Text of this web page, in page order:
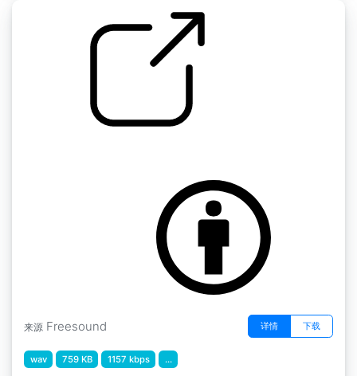
来源 Freesound 详情 下载
wav 759 KB 1157 kbps ...